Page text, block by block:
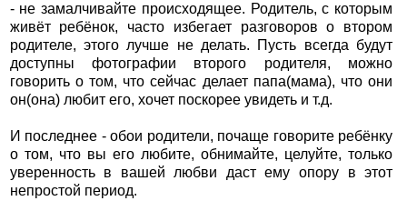
- не замалчивайте происходящее. Родитель, с которым
живёт ребёнок, часто избегает разговоров о втором
родителе, этого лучше не делать. Пусть всегда будут
доступны фотографии второго родителя, можно
говорить о том, что сейчас делает папа(мама), что они
он(она) любит его, хочет поскорее увидеть и т.д.
И последнее - обои родители, почаще говорите ребёнку
о том, что вы его любите, обнимайте, целуйте, только
уверенность в вашей любви даст ему опору в этот
непростой период.